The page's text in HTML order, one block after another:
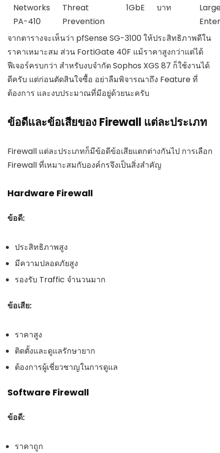
Networks
PA-410
Threat
Prevention
1GbE
บาท
จากตารางจะเห็นว่า pfSense SG-3100 ให้ประสิทธิภาพดีใน
ราคาเหมาะสม ส่วน FortiGate 40F แม้ราคาสูงกว่าแต่ได้
ฟีเจอร์ครบกว่า สำหรับงบจำกัด Sophos XGS 87 ก็ใช้งานได้
ดีครับ แต่ก่อนตัดสินใจซื้อ อย่าลืมพิจารณาถึง Feature ที่
ต้องการ และงบประมาณที่มีอยู่ด้วยนะครับ
ข้อดีและข้อเสียของ Firewall แต่ละประเภท
Firewall แต่ละประเภทก็มีข้อดีข้อเสียแตกต่างกันไป การเลือก
Firewall ที่เหมาะสมกับองค์กรจึงเป็นสิ่งสำคัญ
Hardware Firewall
ข้อดี:
ประสิทธิภาพสูง
มีความปลอดภัยสูง
รองรับ Traffic จำนวนมาก
ข้อเสีย:
ราคาสูง
ติดตั้งและดูแลรักษายาก
ต้องการผู้เชี่ยวชาญในการดูแล
Software Firewall
ข้อดี:
ราคาถูก